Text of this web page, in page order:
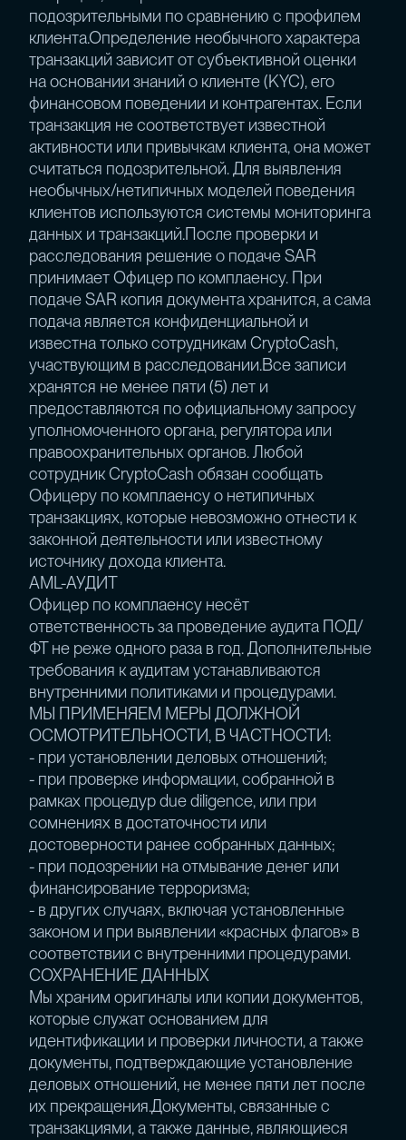
подозрительными по сравнению с профилем
клиента.Определение необычного характера
транзакций зависит от субъективной оценки
на основании знаний о клиенте (KYC), его
финансовом поведении и контрагентах. Если
транзакция не соответствует известной
активности или привычкам клиента, она может
считаться подозрительной. Для выявления
необычных/нетипичных моделей поведения
клиентов используются системы мониторинга
данных и транзакций.После проверки и
расследования решение о подаче SAR
принимает Офицер по комплаенсу. При
подаче SAR копия документа хранится, а сама
подача является конфиденциальной и
известна только сотрудникам CryptoCash,
участвующим в расследовании.Все записи
хранятся не менее пяти (5) лет и
предоставляются по официальному запросу
уполномоченного органа, регулятора или
правоохранительных органов. Любой
сотрудник CryptoCash обязан сообщать
Офицеру по комплаенсу о нетипичных
транзакциях, которые невозможно отнести к
законной деятельности или известному
источнику дохода клиента.
AML-АУДИТ
Офицер по комплаенсу несёт
ответственность за проведение аудита ПОД/
ФТ не реже одного раза в год. Дополнительные
требования к аудитам устанавливаются
внутренними политиками и процедурами.
МЫ ПРИМЕНЯЕМ МЕРЫ ДОЛЖНОЙ
ОСМОТРИТЕЛЬНОСТИ, В ЧАСТНОСТИ:
- при установлении деловых отношений;
- при проверке информации, собранной в
рамках процедур due diligence, или при
сомнениях в достаточности или
достоверности ранее собранных данных;
- при подозрении на отмывание денег или
финансирование терроризма;
- в других случаях, включая установленные
законом и при выявлении «красных флагов» в
соответствии с внутренними процедурами.
СОХРАНЕНИЕ ДАННЫХ
Мы храним оригиналы или копии документов,
которые служат основанием для
идентификации и проверки личности, а также
документы, подтверждающие установление
деловых отношений, не менее пяти лет после
их прекращения.Документы, связанные с
транзакциями, а также данные, являющиеся